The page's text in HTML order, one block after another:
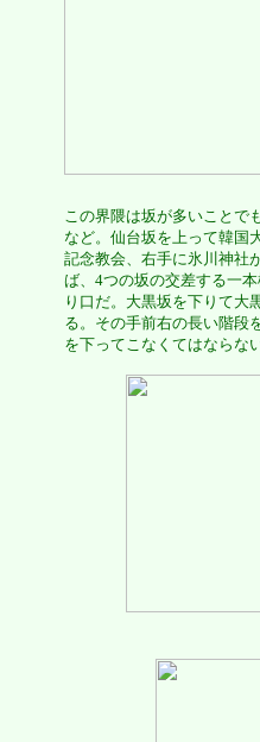
この界隈は坂が多いことで
など。仙台坂を上って韓国
記念教会、右手に氷川神社
ば、4つの坂の交差する一
り口だ。大黒坂を下りて大
る。その手前右の長い階段
を下ってこなくてはならない